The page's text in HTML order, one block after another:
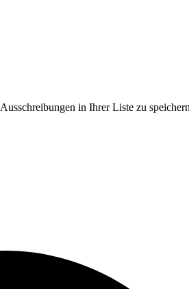
in Ihrer Liste zu